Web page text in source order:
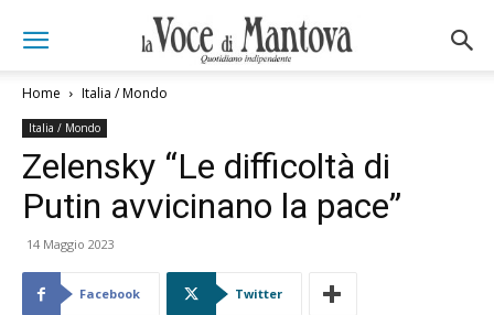
Home Italia / Mondo
Italia / Mondo
Zelensky “Le difficoltà di
Putin avvicinano la pace”
14 Maggio 2023
Facebook Twitter